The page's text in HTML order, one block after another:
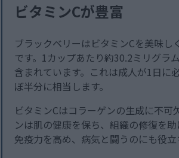
ビタミンCが豊富
ブラックベリーはビタミンCを美味し
です。1カップあたり約30.2ミリグラ
含まれています。これは成人が1日に
ぼ半分に相当します。
ビタミンCはコラーゲンの生成に不可
ンは肌の健康を保ち、組織の修復を助
免疫力を高め、病気と闘うのにも役立